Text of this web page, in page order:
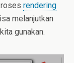
rendering
melanjutkan
gunakan.